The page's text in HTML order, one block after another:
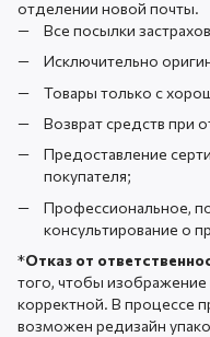
отделении новой почты.
Все посылки
Исключительно
Товары только с
Возврат средств при
Предоставление
покупателя;
Профессиональное,
консультирование о
*Отказ от
того, чтобы
корректной. В процессе
возможен редизайн